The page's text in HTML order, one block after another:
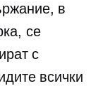
в
се
с
всички